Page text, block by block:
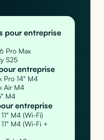
pour entreprise
Pro Max
S25
entreprise
Pro 14" M4
Air M4
M4
entreprise
M4 (Wi-Fi)
M4 (Wi-Fi +